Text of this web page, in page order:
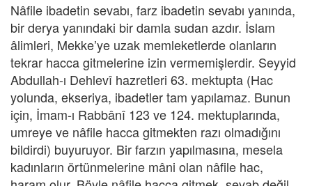
Nâfile ibadetin sevabı, farz ibadetin sevabı yanında,
bir derya yanındaki bir damla sudan azdır. İslam
âlimleri, Mekke’ye uzak memleketlerde olanların
tekrar hacca gitmelerine izin vermemişlerdir. Seyyid
Abdullah-ı Dehlevî hazretleri 63. mektupta (Hac
yolunda, ekseriya, ibadetler tam yapılamaz. Bunun
için, İmam-ı Rabbânî 123 ve 124. mektuplarında,
umreye ve nâfile hacca gitmekten razı olmadığını
bildirdi) buyuruyor. Bir farzın yapılmasına, mesela
kadınların örtünmelerine mâni olan nâfile hac,